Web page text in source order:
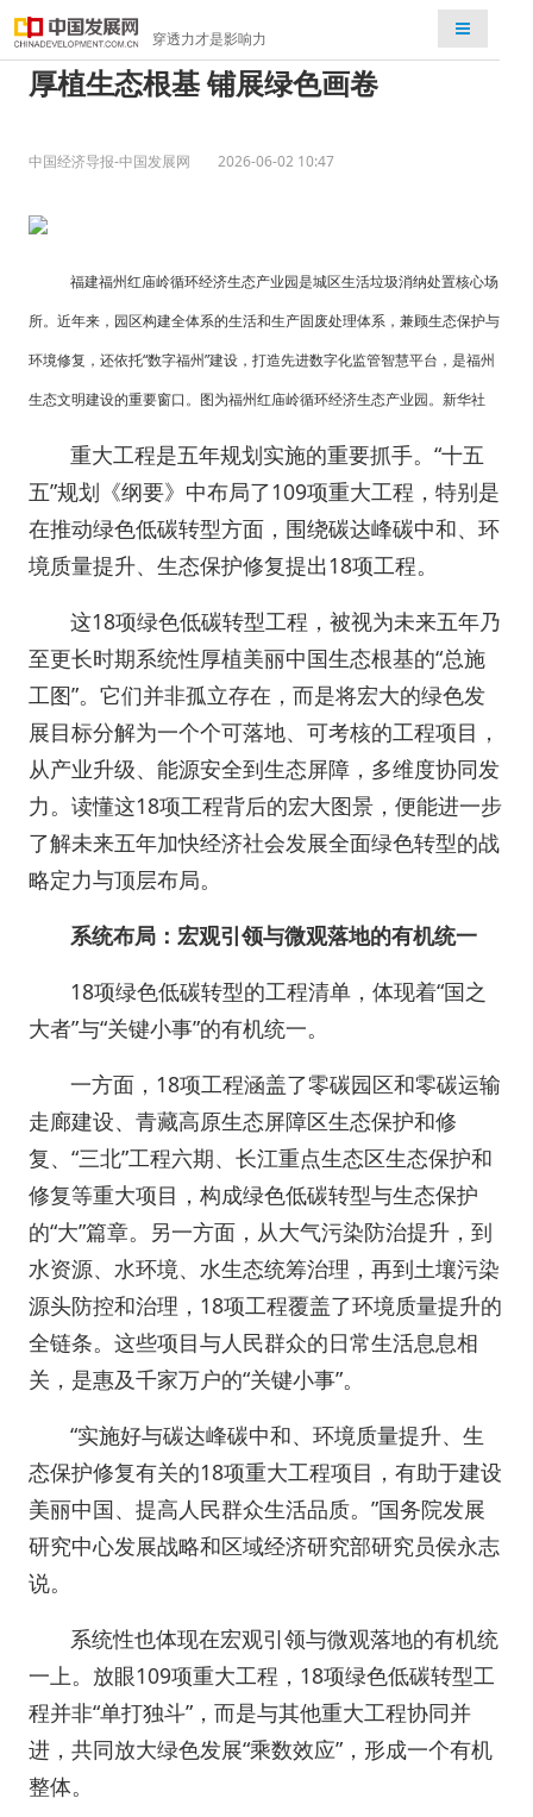
穿透力才是影响力
检索
厚植生态根基 铺展绿色画卷
中国经济导报-中国发展网 2026-06-02 10:47
福建福州红庙岭循环经济生态产业园是城区生活垃圾消纳处置核心场
所。近年来，园区构建全体系的生活和生产固废处理体系，兼顾生态保护与
环境修复，还依托“数字福州”建设，打造先进数字化监管智慧平台，是福州
生态文明建设的重要窗口。图为福州红庙岭循环经济生态产业园。新华社
重大工程是五年规划实施的重要抓手。“十五
五”规划《纲要》中布局了109项重大工程，特别是
在推动绿色低碳转型方面，围绕碳达峰碳中和、环
境质量提升、生态保护修复提出18项工程。
这18项绿色低碳转型工程，被视为未来五年乃
至更长时期系统性厚植美丽中国生态根基的“总施
工图”。它们并非孤立存在，而是将宏大的绿色发
展目标分解为一个个可落地、可考核的工程项目，
从产业升级、能源安全到生态屏障，多维度协同发
力。读懂这18项工程背后的宏大图景，便能进一步
了解未来五年加快经济社会发展全面绿色转型的战
略定力与顶层布局。
系统布局：宏观引领与微观落地的有机统一
18项绿色低碳转型的工程清单，体现着“国之
大者”与“关键小事”的有机统一。
一方面，18项工程涵盖了零碳园区和零碳运输
走廊建设、青藏高原生态屏障区生态保护和修
复、“三北”工程六期、长江重点生态区生态保护和
修复等重大项目，构成绿色低碳转型与生态保护
的“大”篇章。另一方面，从大气污染防治提升，到
水资源、水环境、水生态统筹治理，再到土壤污染
源头防控和治理，18项工程覆盖了环境质量提升的
全链条。这些项目与人民群众的日常生活息息相
关，是惠及千家万户的“关键小事”。
“实施好与碳达峰碳中和、环境质量提升、生
态保护修复有关的18项重大工程项目，有助于建设
美丽中国、提高人民群众生活品质。”国务院发展
研究中心发展战略和区域经济研究部研究员侯永志
说。
系统性也体现在宏观引领与微观落地的有机统
一上。放眼109项重大工程，18项绿色低碳转型工
程并非“单打独斗”，而是与其他重大工程协同并
进，共同放大绿色发展“乘数效应”，形成一个有机
整体。